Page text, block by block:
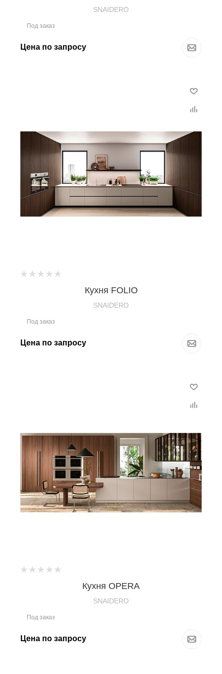
SNAIDERO
Под заказ
Цена по запросу
Кухня FOLIO
SNAIDERO
Под заказ
Цена по запросу
Кухня OPERA
SNAIDERO
Под заказ
Цена по запросу